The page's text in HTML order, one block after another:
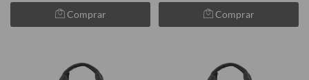
Comprar Comprar